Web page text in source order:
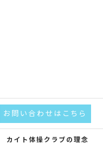
お問い合わせはこちら
カイト体操クラブの理念